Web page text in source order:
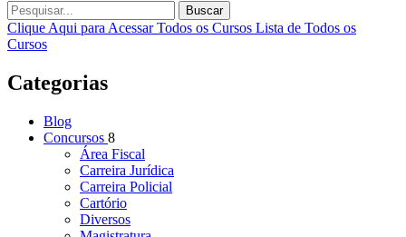
Buscar
Clique Aqui para Acessar Todos os Cursos Lista de Todos os
Cursos
Categorias
Blog
Concursos 8
Área Fiscal
Carreira Jurídica
Carreira Policial
Cartório
Diversos